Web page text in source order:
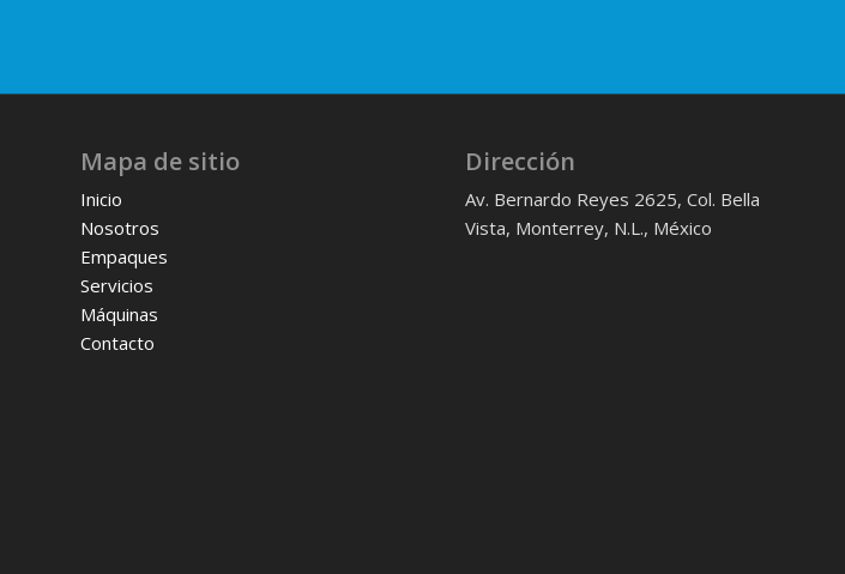
Mapa de sitio
Inicio
Nosotros
Empaques
Servicios
Máquinas
Contacto
Dirección
Av. Bernardo Reyes 2625, Col. Bella
Vista, Monterrey, N.L., México